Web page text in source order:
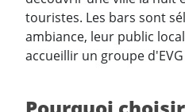
touristes. Les bars sont
ambiance, leur public
accueillir un groupe